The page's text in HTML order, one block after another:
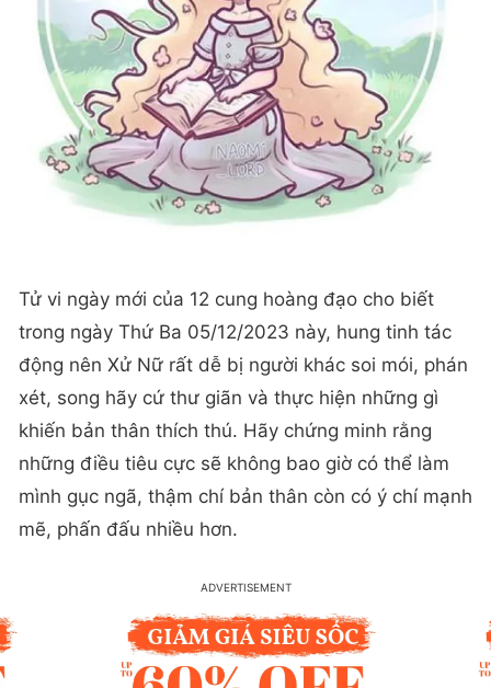
Tử vi ngày mới của 12 cung hoàng đạo cho biết
trong ngày Thứ Ba 05/12/2023 này, hung tinh tác
động nên Xử Nữ rất dễ bị người khác soi mói, phán
xét, song hãy cứ thư giãn và thực hiện những gì
khiến bản thân thích thú. Hãy chứng minh rằng
những điều tiêu cực sẽ không bao giờ có thể làm
mình gục ngã, thậm chí bản thân còn có ý chí mạnh
mẽ, phấn đấu nhiều hơn.